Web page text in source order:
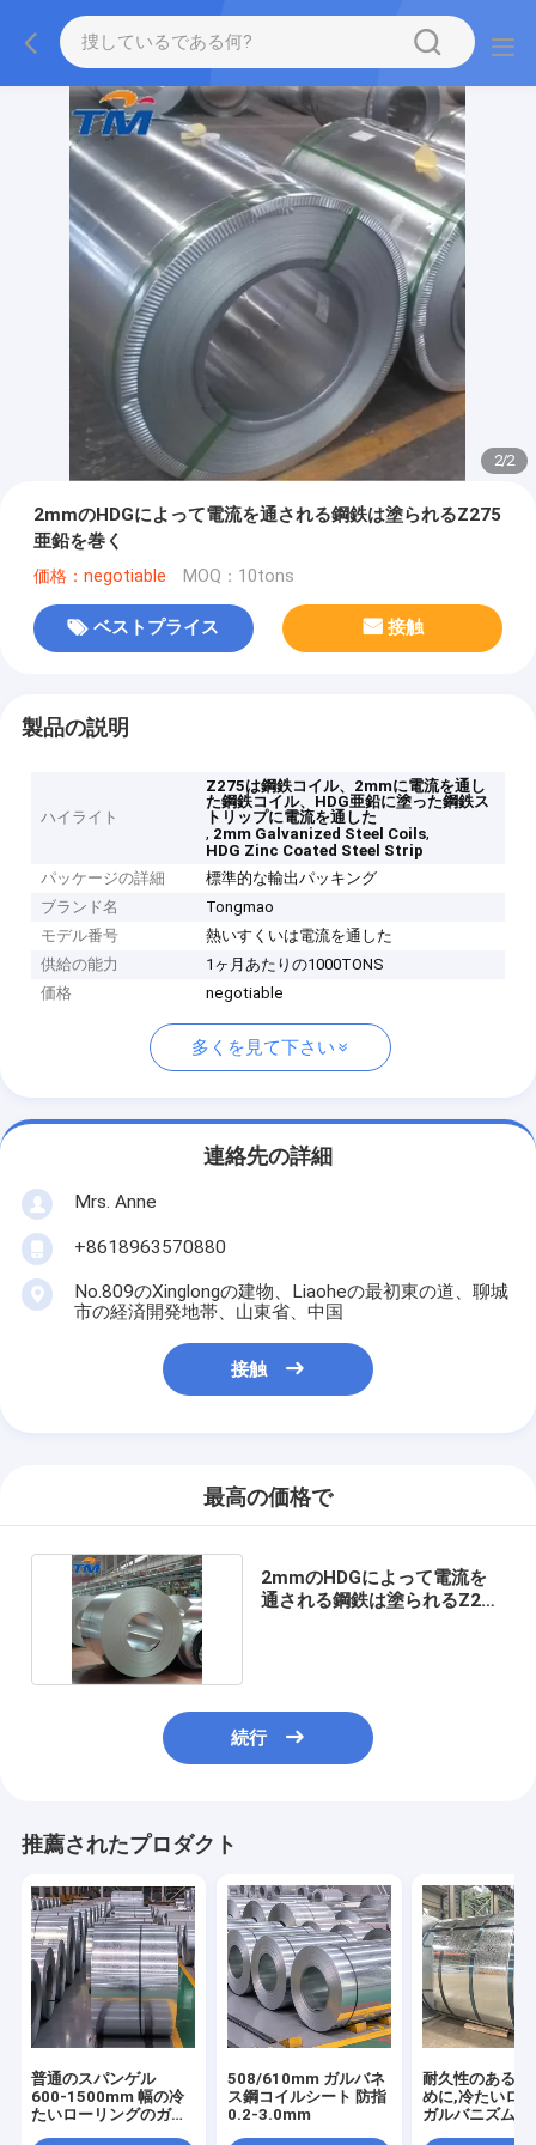
2/2
2mmのHDGによって電流を通される鋼鉄は塗られるZ275
亜鉛を巻く
価格：negotiable MOQ：10tons
ベストプライス 接触
製品の説明
ハイライト
Z275は鋼鉄コイル、2mmに電流を通し
た鋼鉄コイル、HDG亜鉛に塗った鋼鉄ス
トリップに電流を通した
, 2mm Galvanized Steel Coils,
HDG Zinc Coated Steel Strip
パッケージの詳細
標準的な輸出パッキング
ブランド名
Tongmao
モデル番号
熱いすくいは電流を通した
供給の能力
1ヶ月あたりの1000TONS
価格
negotiable
多くを見て下さい
連絡先の詳細
Mrs. Anne
+8618963570880
No.809のXinglongの建物、Liaoheの最初東の道、聊城
市の経済開発地帯、山東省、中国
接触
最高の価格で
2mmのHDGによって電流を
通される鋼鉄は塗られるZ275
続行
推薦されたプロダクト
普通のスパンゲル
600-1500mm 幅の冷
たいローリングのガル
508/610mm ガルバネ
ス鋼コイルシート 防指
0.2-3.0mm
耐久性のある性
めに,冷たいロ
ガルバニズムチ